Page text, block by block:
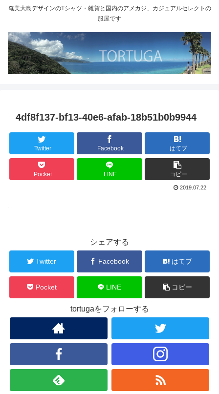
奄美大島デザインのTシャツ・雑貨と国内のアメカジ、カジュアルセレクトの
服屋です
4df8f137-bf13-40e6-afab-18b51b0b9944
Twitter Facebook はてブ
Pocket LINE コピー
2019.07.22
シェアする
Twitter Facebook はてブ
Pocket LINE コピー
tortugaをフォローする